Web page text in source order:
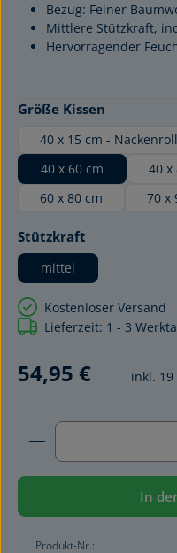
Bezug: Feiner
Mittlere Stützkraft,
Hervorragender
Größe Kissen
40 x 15 cm -
40 x 60 cm
40 x
60 x 80 cm
70 x
Stützkraft
mittel
Kostenloser Versand
Lieferzeit: 1 - 3
54,95 € inkl. 19
Produkt Anzahl:
In
Produkt-Nr.: